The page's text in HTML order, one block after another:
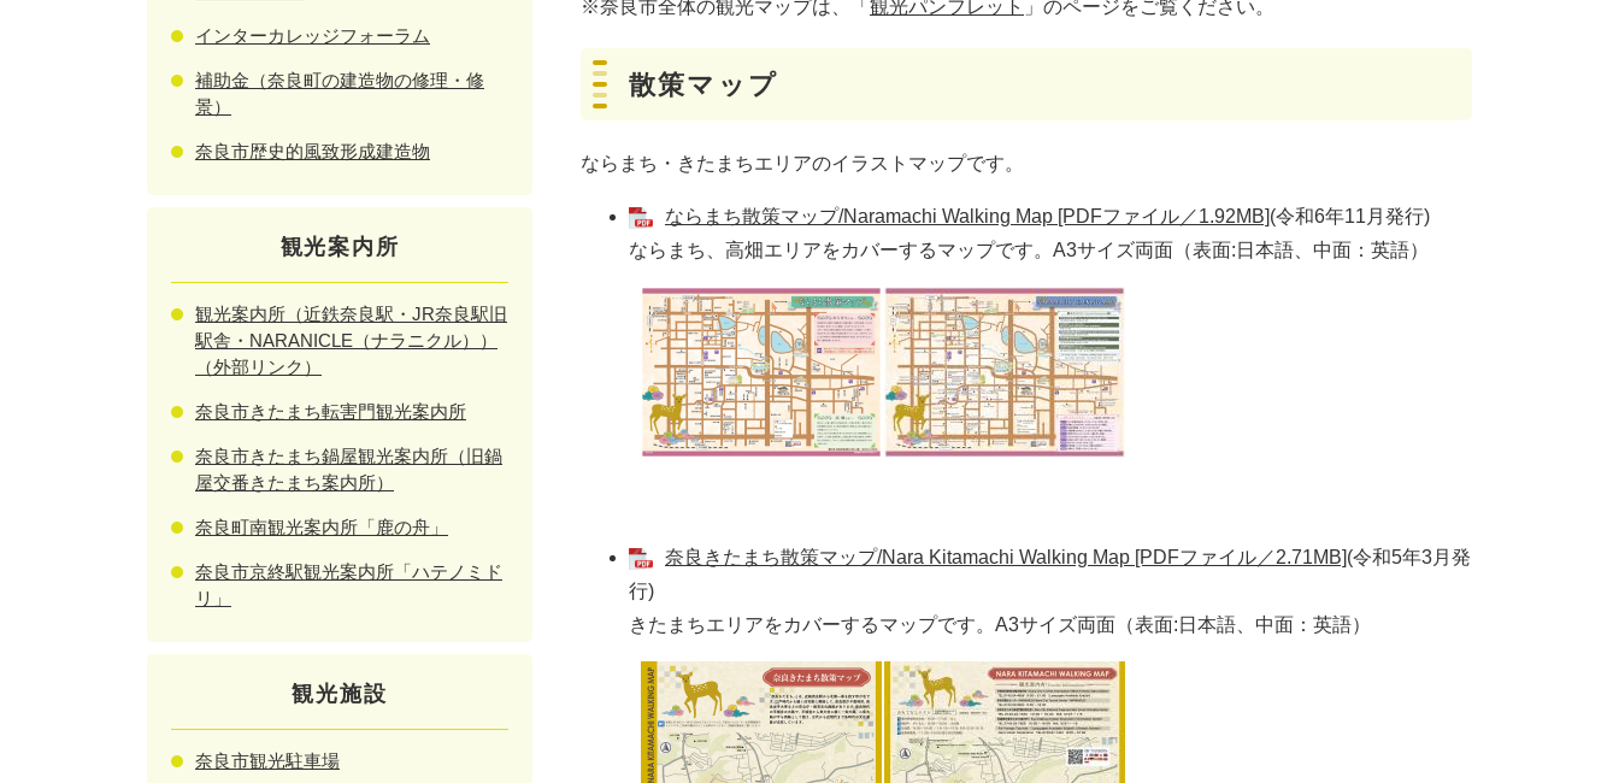
※奈良市全体の観光マップは、「 観光パンフレット 」のページをご覧ください。
散策マップ
ならまち・きたまちエリアのイラストマップです。
ならまち散策マップ/Naramachi Walking Map [PDFファイル／1.92MB](令和6年11月発行)
ならまち、高畑エリアをカバーするマップです。A3サイズ両面（表面:日本語、中面：英語）
奈良きたまち散策マップ/Nara Kitamachi Walking Map [PDFファイル／2.71MB](令和5年3月発
行)
きたまちエリアをカバーするマップです。A3サイズ両面（表面:日本語、中面：英語）
インターカレッジフォーラム
補助金（奈良町の建造物の修理・修
景）
奈良市歴史的風致形成建造物
観光案内所
観光案内所（近鉄奈良駅・JR奈良駅旧
駅舎・NARANICLE（ナラニクル））
（外部リンク）
奈良市きたまち転害門観光案内所
奈良市きたまち鍋屋観光案内所（旧鍋
屋交番きたまち案内所）
奈良町南観光案内所「鹿の舟」
奈良市京終駅観光案内所「ハテノミド
リ」
観光施設
奈良市観光駐車場